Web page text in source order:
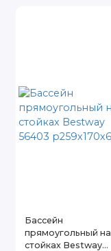
Бассейн
прямоугольный на
стойках Bestway